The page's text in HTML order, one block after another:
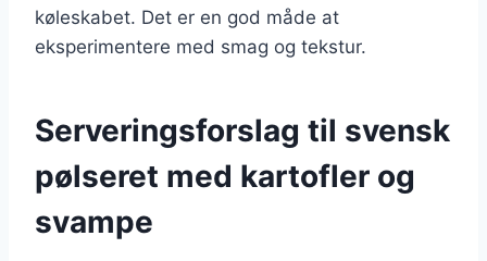
køleskabet. Det er en god måde at
eksperimentere med smag og tekstur.
Serveringsforslag til svensk
pølseret med kartofler og
svampe